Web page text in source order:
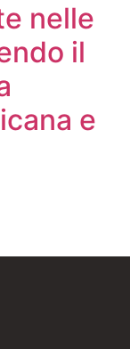
nelle
il
e